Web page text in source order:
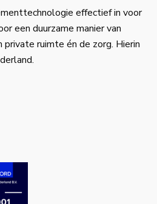
effectief in voor
een duurzame manier van
private ruimte én de zorg. Hierin